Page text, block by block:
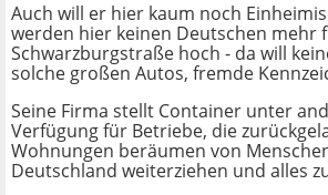
Auch will er hier kaum noch
werden hier keinen Deutschen mehr
Schwarzburgstraße hoch - da will
solche großen Autos, fremde
Seine Firma stellt Container unter
Verfügung für Betriebe, die
Wohnungen beräumen von
Deutschland weiterziehen und alles